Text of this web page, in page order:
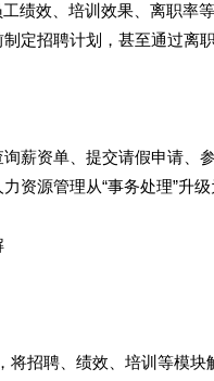
绩效、培训效果、离职率
定招聘计划，甚至通过离
薪资单、提交请假申请、
资源管理从“事务处理”升
将招聘、绩效、培训等模